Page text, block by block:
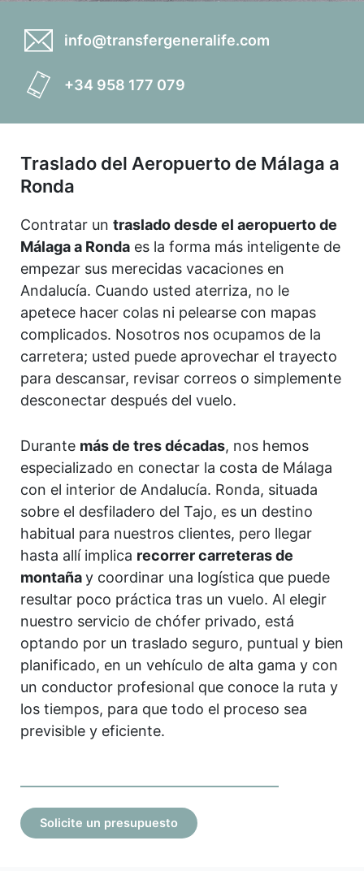
info@transfergeneralife.com
+34 958 177 079
Traslado del Aeropuerto de Málaga a
Ronda
Contratar un traslado desde el aeropuerto de
Málaga a Ronda es la forma más inteligente de
empezar sus merecidas vacaciones en
Andalucía. Cuando usted aterriza, no le
apetece hacer colas ni pelearse con mapas
complicados. Nosotros nos ocupamos de la
carretera; usted puede aprovechar el trayecto
para descansar, revisar correos o simplemente
desconectar después del vuelo.
Durante más de tres décadas, nos hemos
especializado en conectar la costa de Málaga
con el interior de Andalucía. Ronda, situada
sobre el desfiladero del Tajo, es un destino
habitual para nuestros clientes, pero llegar
hasta allí implica recorrer carreteras de
montañay coordinar una logística que puede
resultar poco práctica tras un vuelo. Al elegir
nuestro servicio de chófer privado, está
optando por un traslado seguro, puntual y bien
planificado, en un vehículo de alta gama y con
un conductor profesional que conoce la ruta y
los tiempos, para que todo el proceso sea
previsible y eficiente.
Solicite un presupuesto